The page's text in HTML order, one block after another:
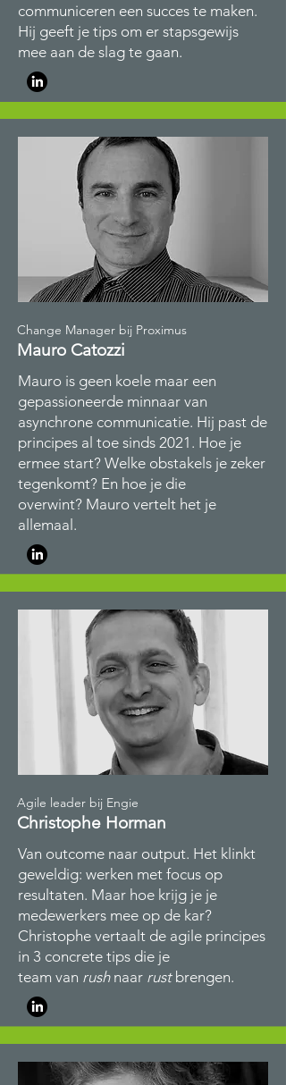
communiceren een succes te maken.
Hij geeft je tips om er stapsgewijs
mee aan de slag te gaan.
Change Manager bij Proximus
Mauro Catozzi
Mauro is geen koele maar een
gepassioneerde minnaar van
asynchrone communicatie. Hij past de
principes al toe sinds 2021. Hoe je
ermee start? Welke obstakels je zeker
tegenkomt? En hoe je die
overwint? Mauro vertelt het je
allemaal.
Agile leader bij Engie
Christophe Horman
Van outcome naar output. Het klinkt
geweldig: werken met focus op
resultaten. Maar hoe krijg je je
medewerkers mee op de kar?
Christophe vertaalt de agile principes
in 3 concrete tips die je
team van rush naar rust brengen.